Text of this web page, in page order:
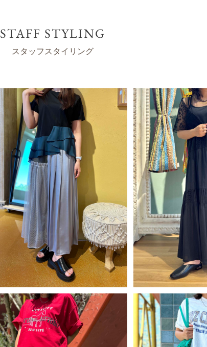
STAFF STYLING
スタッフスタイリング